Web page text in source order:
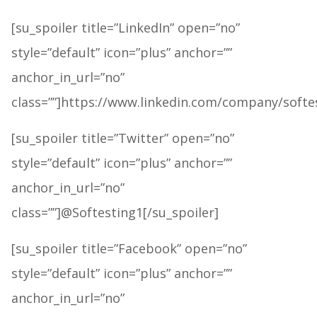
[su_spoiler title=”LinkedIn” open=”no”
style=”default” icon=”plus” anchor=””
anchor_in_url=”no”
class=””]https://www.linkedin.com/company/
[su_spoiler title=”Twitter” open=”no”
style=”default” icon=”plus” anchor=””
anchor_in_url=”no”
class=””]@Softesting1[/su_spoiler]
[su_spoiler title=”Facebook” open=”no”
style=”default” icon=”plus” anchor=””
anchor_in_url=”no”